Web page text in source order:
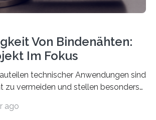
Von Bindenähten:
Im Fokus
technischer Anwendungen sind
zu vermeiden und stellen besonders
große Herausforderung dar.
ago